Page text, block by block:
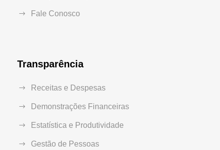
Fale Conosco
Transparência
Receitas e Despesas
Demonstrações Financeiras
Estatística e Produtividade
Gestão de Pessoas